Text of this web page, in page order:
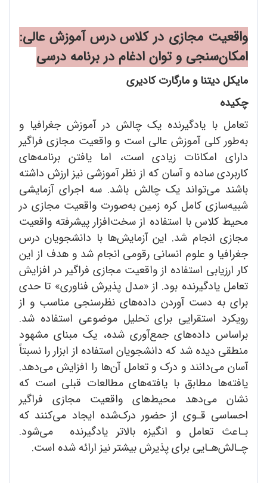
واقعیت مجازی در کلاس درس آموزش عالی:
امکانسنجی و توان ادغام در برنامه درسی
مایکل دیتنا و مارگارت کادیری
چکیده
تعامل با یادگیرنده یک چالش در آموزش جغرافیا و
به‌طور کلی آموزش عالی است و واقعیت مجازی فراگیر
دارای امکانات زیادی است، اما یافتن برنامه‌های
کاربردی ساده و آسان که از نظر آموزشی نیز ارزش داشته
باشند می‌تواند یک چالش باشد. سه اجرای آزمایشی
شبیه‌سازی کامل کره زمین به‌صورت واقعیت مجازی در
محیط کلاس با استفاده از سخت‌افزار پیشرفته واقعیت
مجازی انجام شد. این آزمایش‌ها با دانشجویان درس
جغرافیا و علوم انسانی رقومی انجام شد و هدف از این
کار ارزیابی استفاده از واقعیت مجازی فراگیر در افزایش
تعامل یادگیرنده بود. از «مدل پذیرش فناوری» تا حدی
برای به دست آوردن داده‌های نظرسنجی مناسب و از
رویکرد استقرایی برای تحلیل موضوعی استفاده شد.
براساس داده‌های جمع‌آوری شده، یک مبنای مشهود
منطقی دیده شد که دانشجویان استفاده از ابزار را نسبتاً
آسان می‌دانند و درک و تعامل آن‌ها را افزایش می‌دهد.
یافته‌ها مطابق با یافته‌های مطالعات قبلی است که
نشان می‌دهد محیط‌های واقعیت مجازی فراگیر
احساسی قـوی از حضور درک‌شده ایجاد می‌کنند که
بـاعث تعامل و انگیزه بالاتر یادگیرنده می‌شود.
چـالش‌هـایی برای پذیرش بیشتر نیز ارائه شده است.